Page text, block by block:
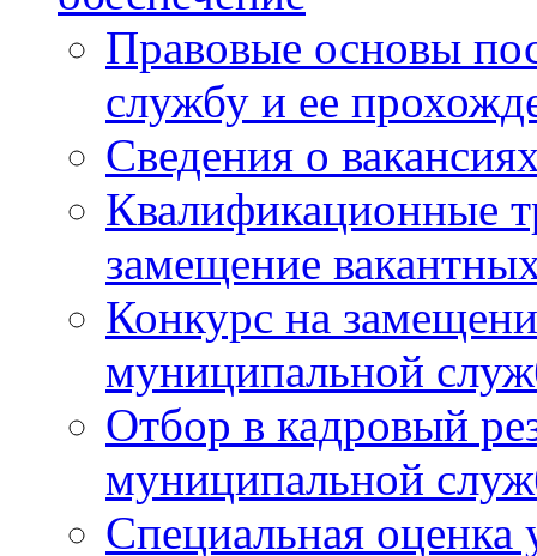
Правовые основы
службу и ее
Сведения о
Квалификационные
замещение
Конкурс на
муниципальной
Отбор в кадровый
муниципальной
Специальная оценка